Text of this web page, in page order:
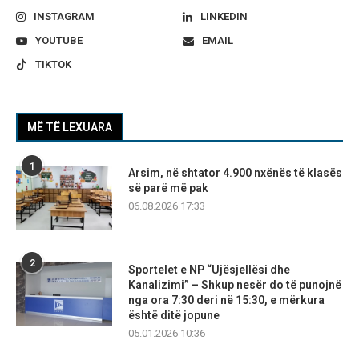
INSTAGRAM
LINKEDIN
YOUTUBE
EMAIL
TIKTOK
MË TË LEXUARA
1
Arsim, në shtator 4.900 nxënës të klasës
së parë më pak
06.08.2026 17:33
2
Sportelet e NP “Ujësjellësi dhe
Kanalizimi” – Shkup nesër do të punojnë
nga ora 7:30 deri në 15:30, e mërkura
është ditë jopune
05.01.2026 10:36